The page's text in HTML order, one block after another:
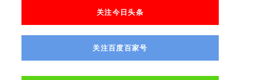
关注今日头条
关注百度百家号